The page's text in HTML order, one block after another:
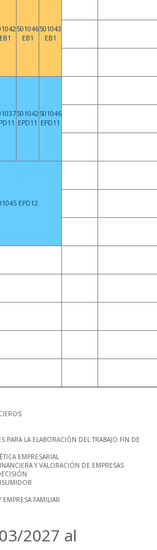
EB1
501046
EB1
501043
EB1
501042
EPD11
501046
EPD11
EPD12
LA ELABORACIÓN DEL TRABAJO FIN DE
EMPRESARIAL
Y VALORACIÓN DE EMPRESAS
FAMILIAR
2027 al